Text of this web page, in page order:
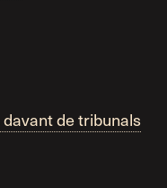
de tribunals